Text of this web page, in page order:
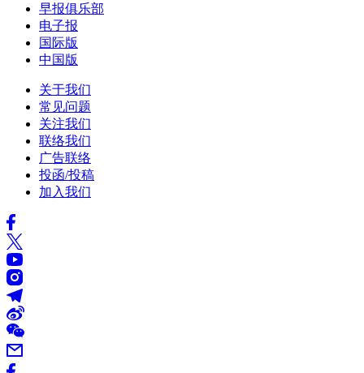
早报俱乐部
电子报
国际版
中国版
关于我们
常见问题
关注我们
联络我们
广告联络
投函/投稿
加入我们